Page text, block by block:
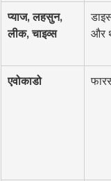
प्याज, लहसुन,
लीक, चाइव्स
और
एवोकाडो